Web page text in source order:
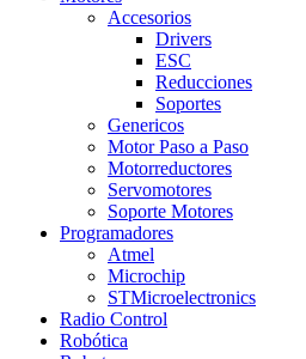
Accesorios
Drivers
ESC
Reducciones
Soportes
Genericos
Motor Paso a Paso
Motorreductores
Servomotores
Soporte Motores
Programadores
Atmel
Microchip
STMicroelectronics
Radio Control
Robótica